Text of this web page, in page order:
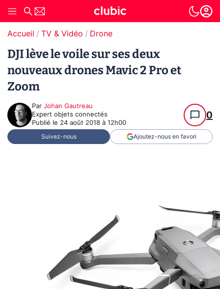
Accueil TV & Vidéo Drone
DJI lève le voile sur ses deux
nouveaux drones Mavic 2 Pro et
Zoom
Par Johan Gautreau
Expert objets connectés
Publié le 24 août 2018 à 12h00
0
Suivez-nous Ajoutez-nous en favori